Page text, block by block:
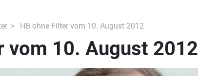
HB ohne Filter vom 10. August 2012
vom 10. August 2012